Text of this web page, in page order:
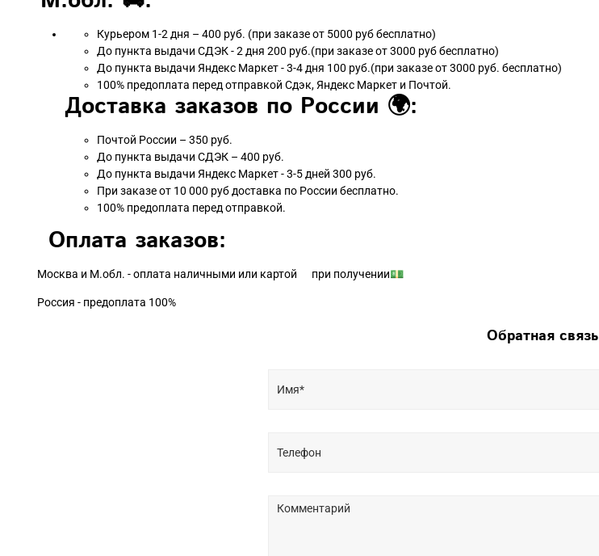
Курьером 1-2 дня – 400 руб. (при заказе от 5000 руб бесплатно)
До пункта выдачи СДЭК - 2 дня 200 руб.(при заказе от 3000 руб бесплатно)
До пункта выдачи Яндекс Маркет - 3-4 дня 100 руб.(при заказе от 3000 руб. бесплатно)
100% предоплата перед отправкой Сдэк, Яндекс Маркет и Почтой.
Доставка заказов по России 🌍:
Почтой России – 350 руб.
До пункта выдачи СДЭК – 400 руб.
До пункта выдачи Яндекс Маркет - 3-5 дней 300 руб.
При заказе от 10 000 руб доставка по России бесплатно.
100% предоплата перед отправкой.
Оплата заказов:
Москва и М.обл. - оплата наличными или картой при получении💵
Россия - предоплата 100%
Обратная связь